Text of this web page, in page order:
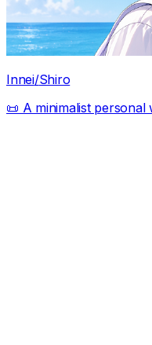
Innei/Shiro
📜 A minimalist